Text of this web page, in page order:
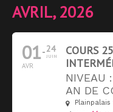
AVRIL, 2026
01
AVR
24
JUIN
COURS
NIVEAU
AN DE
Plainpalais